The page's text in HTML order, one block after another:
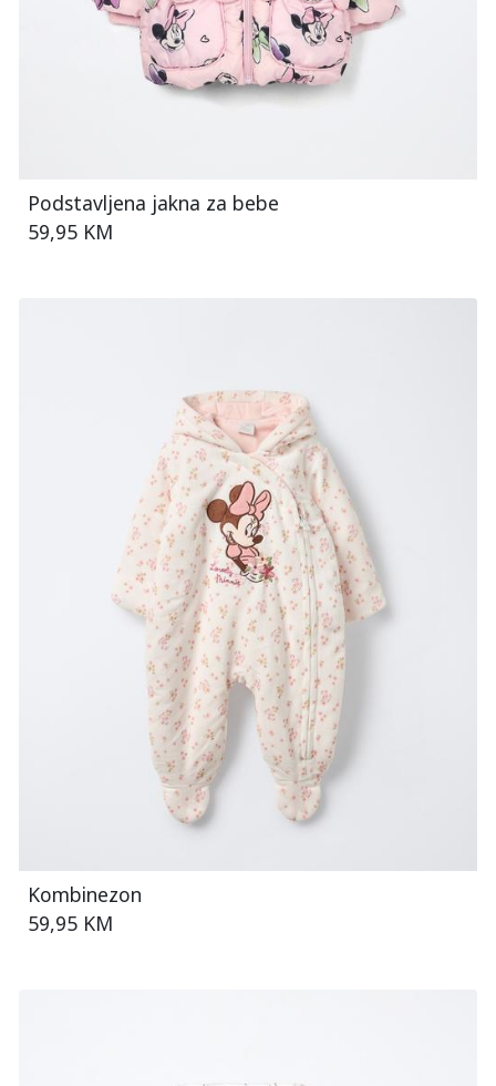
Podstavljena jakna za bebe
59,95 KM
Kombinezon
59,95 KM